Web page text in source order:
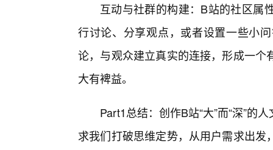
互动与社群的构建：B站的社区属
行讨论、分享观点，或者设置一些小
论，与观众建立真实的连接，形成一
大有裨益。
Part1总结：创作B站“大”而“深”的
求我们打破思维定势，从用户需求出